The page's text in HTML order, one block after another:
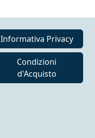
Informativa Privacy
Condizioni
d'Acquisto